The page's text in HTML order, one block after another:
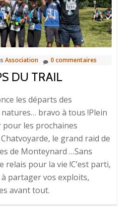
septembre
Association 0 commentaires
DU TRAIL
les départs des
bravo à tous !Plein
pour les prochaines
le grand raid de
de Monteynard …Sans
relais pour la vie !C’est parti,
partager vos exploits,
avant tout.